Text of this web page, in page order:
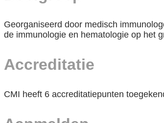
Georganiseerd door medisch
de immunologie en hematologie op het
Accreditatie
CMI heeft 6 accreditatiepunten